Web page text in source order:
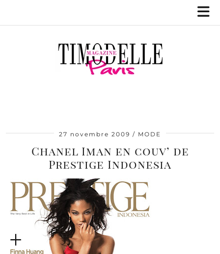
27 novembre 2009 MODE
Chanel Iman en couv’ de
Prestige Indonesia